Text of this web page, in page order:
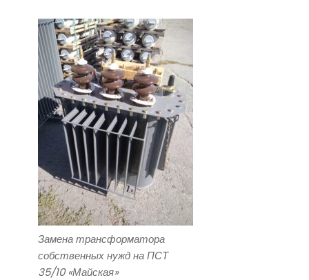
Замена трансформатора
собственных нужд на ПСТ
35/10 «Майская»